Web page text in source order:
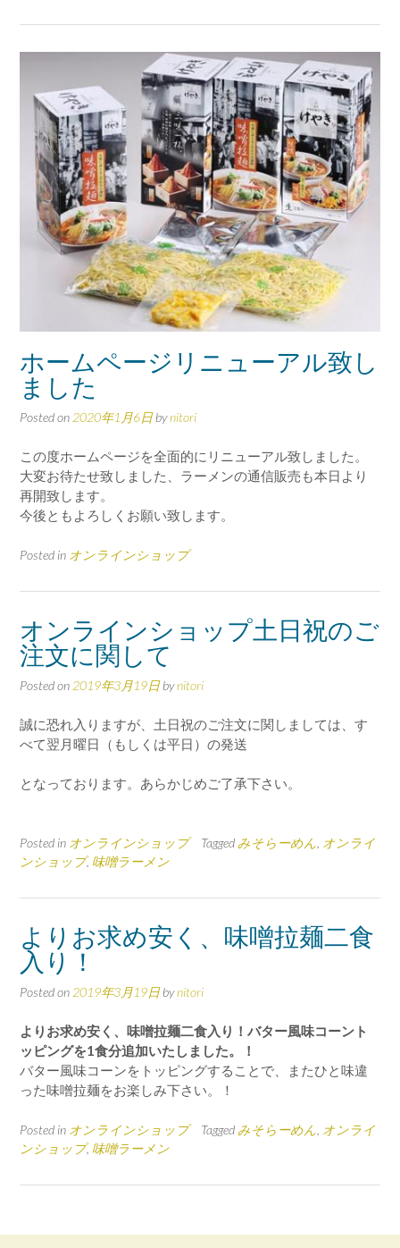
ホームページリニューアル致し
ました
Posted on 2020年1月6日bynitori
この度ホームページを全面的にリニューアル致しました。
大変お待たせ致しました、ラーメンの通信販売も本日より
再開致します。
今後ともよろしくお願い致します。
Posted in オンラインショップ
オンラインショップ土日祝のご
注文に関して
Posted on 2019年3月19日bynitori
誠に恐れ入りますが、土日祝のご注文に関しましては、す
べて翌月曜日（もしくは平日）の発送
となっております。あらかじめご了承下さい。
Posted in オンラインショップ Tagged みそらーめん オンライ
ンショップ, 味噌ラーメン
よりお求め安く、味噌拉麺二食
入り！
Posted on 2019年3月19日bynitori
よりお求め安く、味噌拉麺二食入り！バター風味コーント
ッピングを1食分追加いたしました。！
バター風味コーンをトッピングすることで、またひと味違
った味噌拉麺をお楽しみ下さい。！
Posted in オンラインショップ Tagged みそらーめん オンライ
ンショップ, 味噌ラーメン